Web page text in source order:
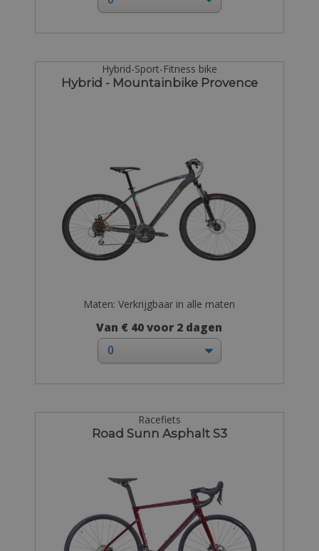
Hybrid-Sport-Fitness bike
Hybrid - Mountainbike Provence
Maten: Verkrijgbaar in alle maten
Van € 40 voor 2 dagen
Racefiets
Road Sunn Asphalt S3